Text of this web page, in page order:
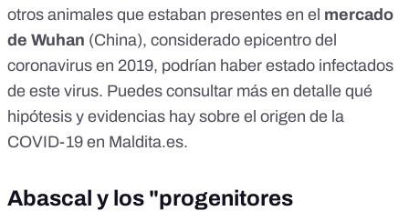
otros animales que estaban presentes en el mercado
de Wuhan (China), considerado epicentro del
coronavirus en 2019, podrían haber estado infectados
de este virus. Puedes consultar más en detalle qué
hipótesis y evidencias hay sobre el origen de la
COVID-19 en Maldita.es.
Abascal y los "progenitores